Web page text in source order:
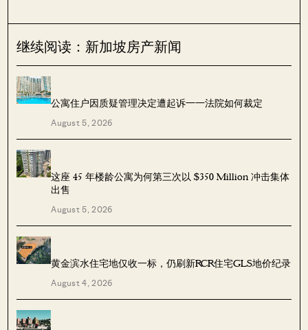
继续阅读：新加坡房产新闻
公寓住户因质疑管理决定遭起诉——法院如何裁定
August 5, 2026
这座 45 年楼龄公寓为何第三次以 $350 Million 冲击集体
出售
August 5, 2026
黄金滨水住宅地仅收一标，仍刷新RCR住宅GLS地价纪录
August 4, 2026